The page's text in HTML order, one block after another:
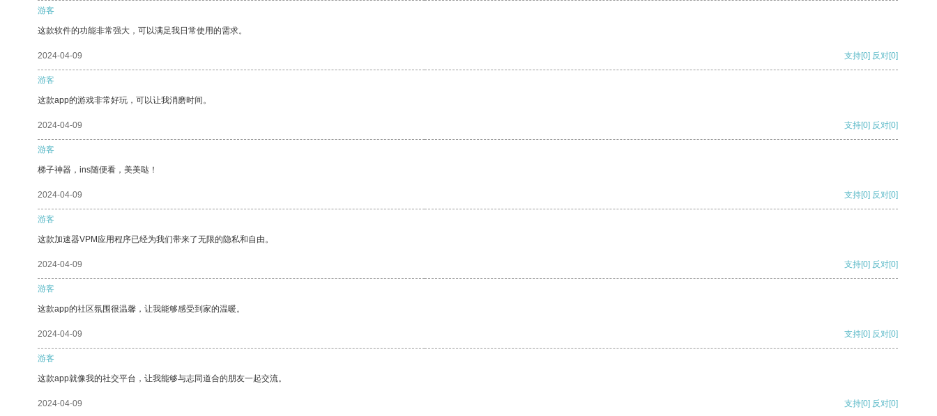
游客
这款软件的功能非常强大，可以满足我日常使用的需求。
2024-04-09 支持[0] 反对[0]
游客
这款app的游戏非常好玩，可以让我消磨时间。
2024-04-09 支持[0] 反对[0]
游客
梯子神器，ins随便看，美美哒！
2024-04-09 支持[0] 反对[0]
游客
这款加速器VPM应用程序已经为我们带来了无限的隐私和自由。
2024-04-09 支持[0] 反对[0]
游客
这款app的社区氛围很温馨，让我能够感受到家的温暖。
2024-04-09 支持[0] 反对[0]
游客
这款app就像我的社交平台，让我能够与志同道合的朋友一起交流。
2024-04-09 支持[0] 反对[0]